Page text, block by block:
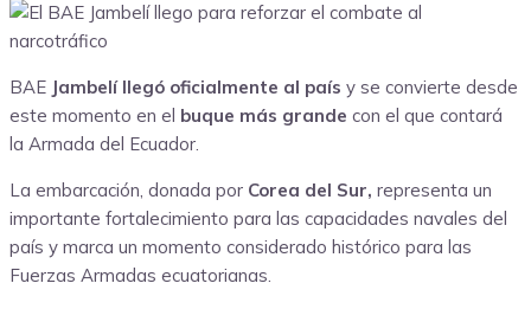
BAE Jambelí llegó oficialmente al país y se convierte desde
este momento en el buque más grande con el que contará
la Armada del Ecuador.
La embarcación, donada por Corea del Sur, representa un
importante fortalecimiento para las capacidades navales del
país y marca un momento considerado histórico para las
Fuerzas Armadas ecuatorianas.